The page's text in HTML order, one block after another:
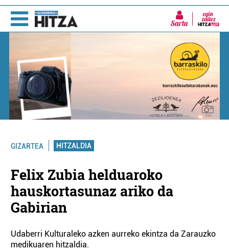
Sartu
GIZARTEA HITZALDIA
Felix Zubia helduaroko
hauskortasunaz ariko da
Gabirian
Udaberri Kulturaleko azken aurreko ekintza da Zarauzko
medikuaren hitzaldia.